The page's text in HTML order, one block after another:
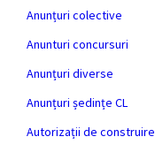
Anunțuri colective
Anunturi concursuri
Anunțuri diverse
Anunțuri ședințe CL
Autorizații de construire